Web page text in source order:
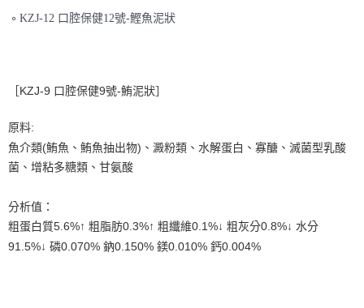
２．關於個人資料處理事宜，請瀏覽以下網址：
「AFTEE先享後付」，若未經同意申辦者引起之損失，本公司不負相關責
任。
４．使用「AFTEE先享後付」時，將依據個別帳號之用戶狀況，依本公司即
時審查核予不同之上限額度；若仍有額度不足之情形，本公司將視審查結果
５．嚴禁一人註冊多個帳號或使用他人資訊註冊。若發現惡意使用之情形，
。 KZJ-12 口腔保健12號-鰹魚泥狀
［KZJ-9 口腔保健9號-鮪泥狀］
原料:
魚介類(鮪魚、鮪魚抽出物)、澱粉類、水解蛋白、寡醣、滅菌型乳酸
菌、增粘多糖類、甘氨酸
分析值：
粗蛋白質5.6%↑ 粗脂肪0.3%↑ 粗纖維0.1%↓ 粗灰分0.8%↓ 水分
91.5%↓ 磷0.070% 鈉0.150% 鎂0.010% 鈣0.004%